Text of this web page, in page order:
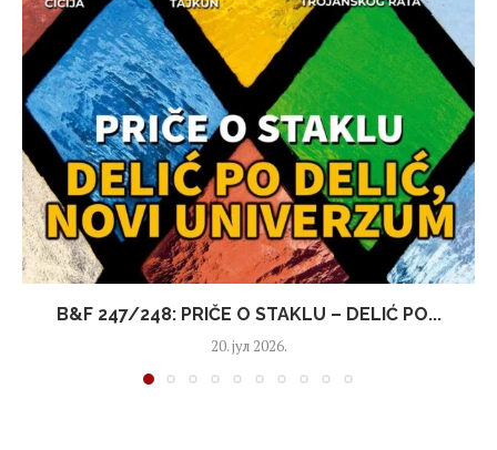
B&F 247/248: PRIČE O STAKLU – DELIĆ PO...
20. јул 2026.